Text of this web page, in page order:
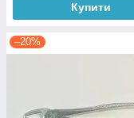
Купити
–20%